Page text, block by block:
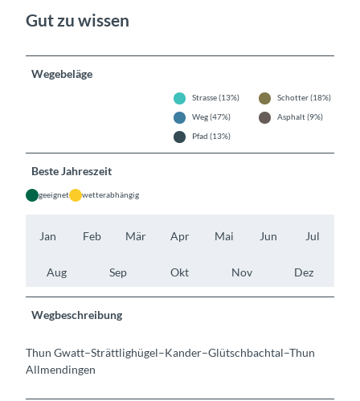
Gut zu wissen
Wegebeläge
Strasse (13%)
Schotter (18%)
Weg (47%)
Asphalt (9%)
Pfad (13%)
Beste Jahreszeit
geeignet wetterabhängig
Jan Feb Mär Apr Mai Jun Jul
Aug Sep Okt Nov Dez
Wegbeschreibung
Thun Gwatt–Strättlighügel–Kander–Glütschbachtal–Thun
Allmendingen